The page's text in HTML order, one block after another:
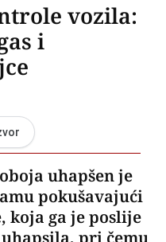
vozila:
i
uhapšen je
pokušavajući
koja ga je poslije